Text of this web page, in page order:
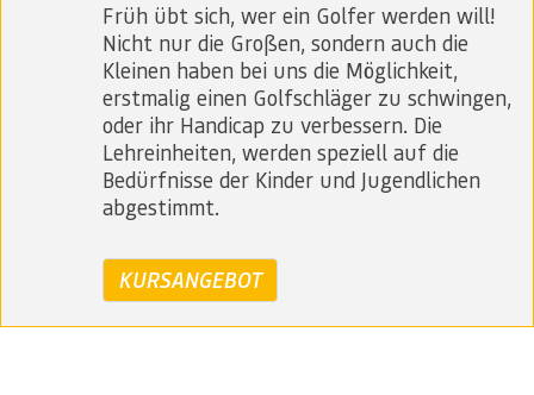
Früh übt sich, wer ein Golfer werden will!
Nicht nur die Großen, sondern auch die
Kleinen haben bei uns die Möglichkeit,
erstmalig einen Golfschläger zu schwingen,
oder ihr Handicap zu verbessern. Die
Lehreinheiten, werden speziell auf die
Bedürfnisse der Kinder und Jugendlichen
abgestimmt.
KURSANGEBOT